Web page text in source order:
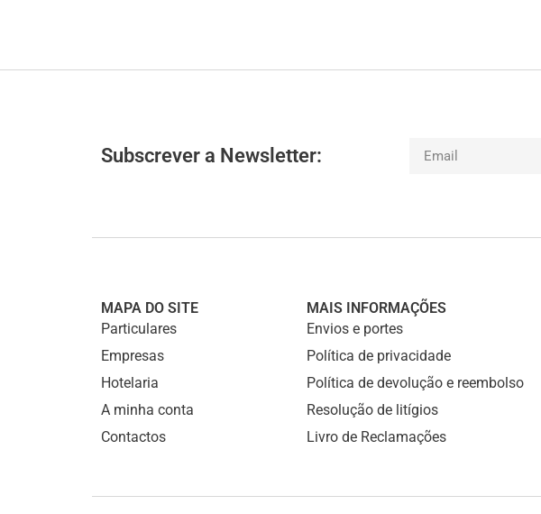
Subscrever a Newsletter:
MAPA DO SITE
Particulares
Empresas
Hotelaria
A minha conta
Contactos
MAIS INFORMAÇÕES
Envios e portes
Política de privacidade
Política de devolução e reembolso
Resolução de litígios
Livro de Reclamações